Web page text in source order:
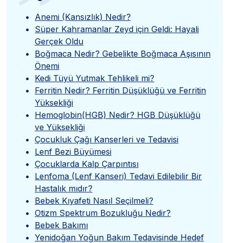
Anemi (Kansızlık) Nedir?
Süper Kahramanlar Zeyd için Geldi: Hayali
Gerçek Oldu
Boğmaca Nedir? Gebelikte Boğmaca Aşısının
Önemi
Kedi Tüyü Yutmak Tehlikeli mi?
Ferritin Nedir? Ferritin Düşüklüğü ve Ferritin
Yüksekliği
Hemoglobin(HGB) Nedir? HGB Düşüklüğü
ve Yüksekliği
Çocukluk Çağı Kanserleri ve Tedavisi
Lenf Bezi Büyümesi
Çocuklarda Kalp Çarpıntısı
Lenfoma (Lenf Kanseri) Tedavi Edilebilir Bir
Hastalık mıdır?
Bebek Kıyafeti Nasıl Seçilmeli?
Otizm Spektrum Bozukluğu Nedir?
Bebek Bakımı
Yenidoğan Yoğun Bakım Tedavisinde Hedef